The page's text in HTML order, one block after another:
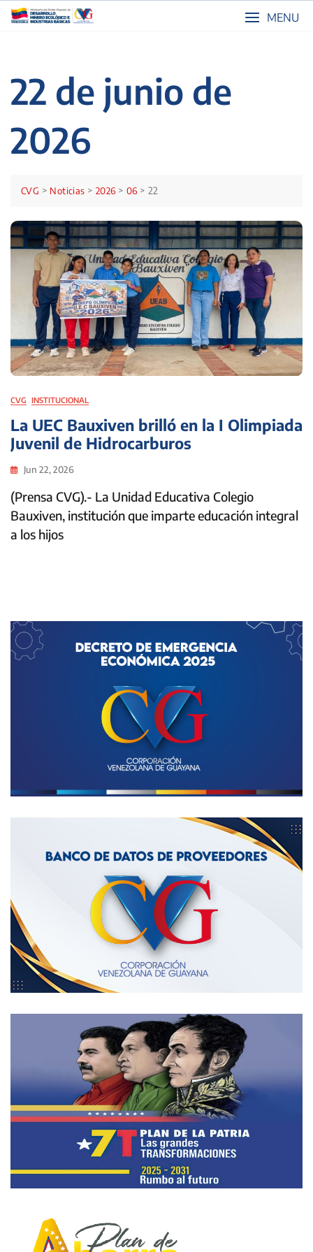
Skip
MENU
22 de junio de
2026
CVG > Noticias > 2026 > 06 > 22
CVG INSTITUCIONAL
La UEC Bauxiven brilló en la I Olimpiada
Juvenil de Hidrocarburos
Jun 22, 2026
(Prensa CVG).- La Unidad Educativa Colegio
Bauxiven, institución que imparte educación integral
a los hijos